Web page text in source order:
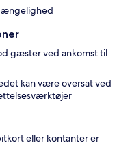
gæster ved ankomst til
kan være oversat ved
eller kontanter er